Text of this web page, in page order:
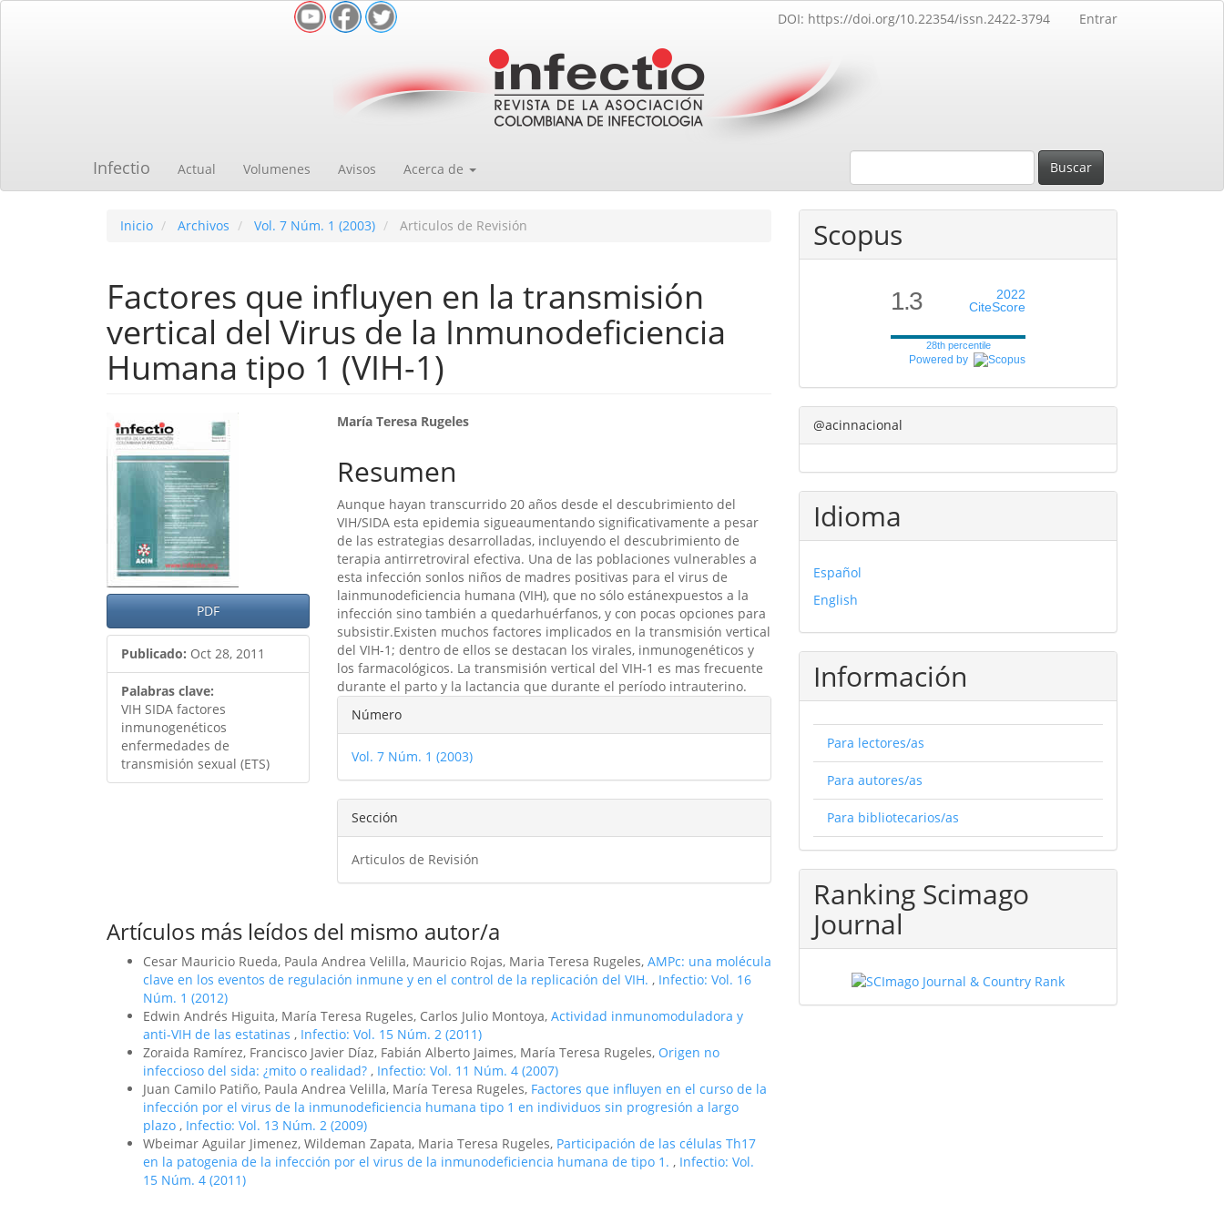
DOI: https://doi.org/10.22354/issn.2422-3794 Entrar
Infectio Actual Volumenes Avisos Acerca de Buscar
Inicio Archivos Vol. 7 Núm. 1 (2003) Articulos de Revisión
Factores que influyen en la transmisión
vertical del Virus de la Inmunodeficiencia
Humana tipo 1 (VIH-1)
Barra
lateral
del
artículo
PDF
Publicado: Oct 28, 2011
Palabras clave:
VIH SIDA factores
inmunogenéticos
enfermedades de
transmisión sexual (ETS)
Contenido
principal
del
artículo
María Teresa Rugeles
Resumen
Aunque hayan transcurrido 20 años desde el descubrimiento del
VIH/SIDA esta epidemia sigueaumentando significativamente a pesar
de las estrategias desarrolladas, incluyendo el descubrimiento de
terapia antirretroviral efectiva. Una de las poblaciones vulnerables a
esta infección sonlos niños de madres positivas para el virus de
lainmunodeficiencia humana (VIH), que no sólo estánexpuestos a la
infección sino también a quedarhuérfanos, y con pocas opciones para
subsistir.Existen muchos factores implicados en la transmisión vertical
del VIH-1; dentro de ellos se destacan los virales, inmunogenéticos y
los farmacológicos. La transmisión vertical del VIH-1 es mas frecuente
durante el parto y la lactancia que durante el período intrauterino.
Detalles
del
artículo
Número
Vol. 7 Núm. 1 (2003)
Sección
Articulos de Revisión
Artículos más leídos del mismo autor/a
Cesar Mauricio Rueda, Paula Andrea Velilla, Mauricio Rojas, Maria Teresa Rugeles, AMPc: una molécula
clave en los eventos de regulación inmune y en el control de la replicación del VIH. , Infectio: Vol. 16
Núm. 1 (2012)
Edwin Andrés Higuita, María Teresa Rugeles, Carlos Julio Montoya, Actividad inmunomoduladora y
anti-VIH de las estatinas , Infectio: Vol. 15 Núm. 2 (2011)
Zoraida Ramírez, Francisco Javier Díaz, Fabián Alberto Jaimes, María Teresa Rugeles, Origen no
infeccioso del sida: ¿mito o realidad? , Infectio: Vol. 11 Núm. 4 (2007)
Juan Camilo Patiño, Paula Andrea Velilla, María Teresa Rugeles, Factores que influyen en el curso de la
infección por el virus de la inmunodeficiencia humana tipo 1 en individuos sin progresión a largo
plazo , Infectio: Vol. 13 Núm. 2 (2009)
Wbeimar Aguilar Jimenez, Wildeman Zapata, Maria Teresa Rugeles, Participación de las células Th17
en la patogenia de la infección por el virus de la inmunodeficiencia humana de tipo 1. , Infectio: Vol.
15 Núm. 4 (2011)
Scopus
1.3
2022
CiteScore
28th percentile
Powered by
@acinnacional
Idioma
Español
English
Información
Para lectores/as
Para autores/as
Para bibliotecarios/as
Ranking Scimago
Journal